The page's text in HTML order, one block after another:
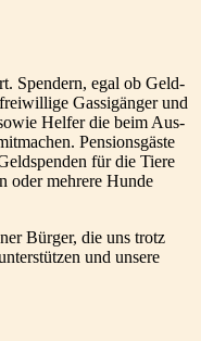
Spendern, egal ob Geld-
Gassigänger und
Helfer die beim Aus-
Pensionsgäste
für die Tiere
oder mehrere Hunde
Bürger, die uns trotz
und unsere